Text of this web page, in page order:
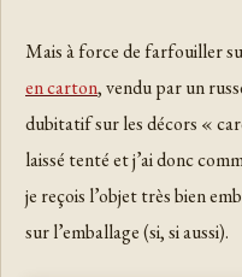
Mais à force de farfouiller
en carton, vendu par un
dubitatif sur les décors «
laissé tenté et j’ai donc
je reçois l’objet très bien
sur l’emballage (si, si aussi).